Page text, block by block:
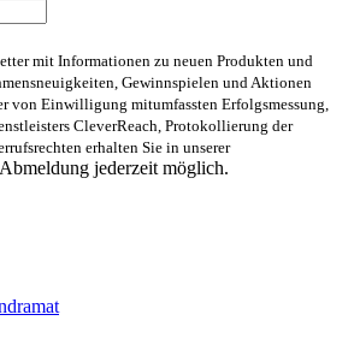
Verschleiß unterliegen
die als Schwachstellen
und somit ein Sicherheitsrisiko für die
Betreiber darstellen
der vom Hersteller oder
& zugelassenen Komponenten
relevanten Funktionen in Form von
und Austauschteilen
mit Informationen zu neuen Produkten und
Gewinnspielen und Aktionen
von Einwilligung mitumfassten Erfolgsmessung,
CleverReach, Protokollierung der
erhalten Sie in unserer
Abmeldung jederzeit möglich.